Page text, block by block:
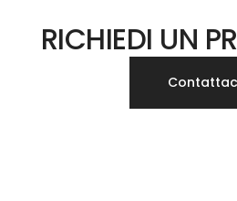
RICHIEDI UN